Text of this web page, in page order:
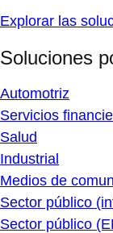
Explorar las
Soluciones
Automotriz
Servicios
Salud
Industrial
Medios de
Sector público
Sector público